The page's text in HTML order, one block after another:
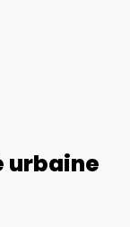
urbaine